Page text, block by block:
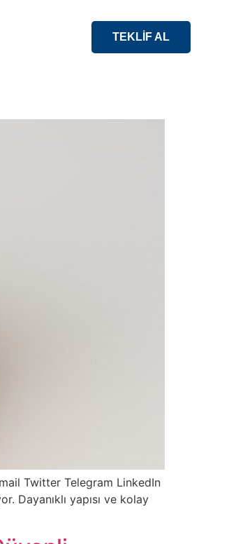
TEKLİF AL
Twitter Telegram LinkedIn
Dayanıklı yapısı ve kolay